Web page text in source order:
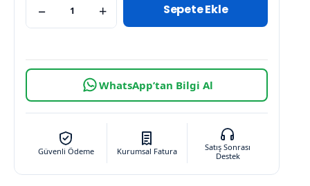
− + Sepete Ekle
WhatsApp’tan Bilgi Al
Güvenli Ödeme Kurumsal Fatura
Satış Sonrası
Destek